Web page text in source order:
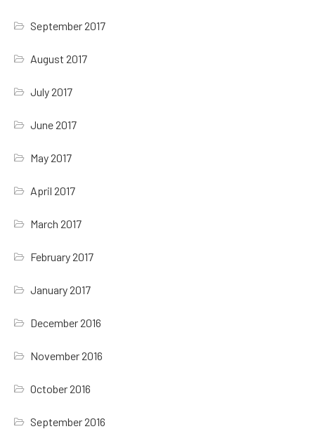
September 2017
August 2017
July 2017
June 2017
May 2017
April 2017
March 2017
February 2017
January 2017
December 2016
November 2016
October 2016
September 2016